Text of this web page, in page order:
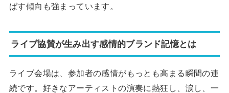
ばす傾向も強まっています。
ライブ協賛が生み出す感情的ブランド記憶とは
ライブ会場は、参加者の感情がもっとも高まる瞬間の連
続です。好きなアーティストの演奏に熱狂し、涙し、一